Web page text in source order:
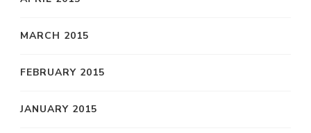
MARCH 2015
FEBRUARY 2015
JANUARY 2015